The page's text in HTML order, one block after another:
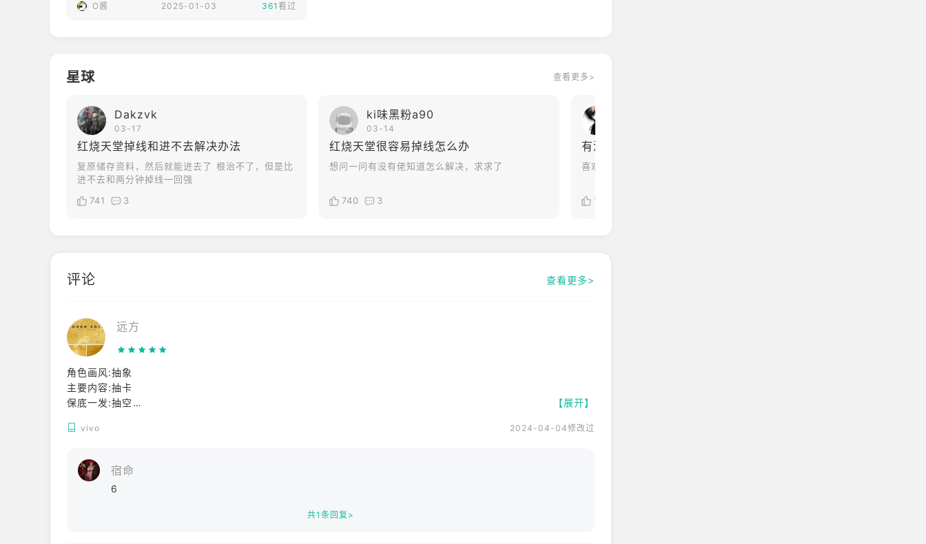
O酱 2025-01-03 361 看过
星球 查看更多>
Dakzvk
03-17
红烧天堂掉线和进不去解决办法
复原储存资料，然后就能进去了 根治不了，但是比
进不去和两分钟掉线一回强
741
3
ki味黑粉a90
03-14
红烧天堂很容易掉线怎么办
想问一问有没有佬知道怎么解决，求求了
740 3
有没有推荐的游戏
喜欢偏小众那种，各位有没有推荐的
1101
评论 查看更多>
远方
角色画风:抽象
主要内容:抽卡
保底一发:抽空
（doge
【展开】
vivo 2024-04-04修改过
宿命
6
共1条回复>